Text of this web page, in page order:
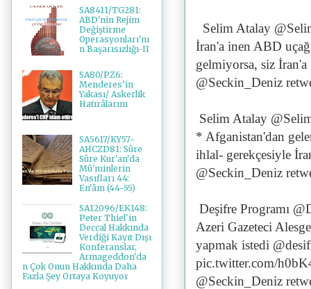
Selim Atalay
İran'a inen ABD
gelmiyorsa, siz
@Seckin_Deniz
Selim Atalay
* Afganistan'dan
ihlal- gerekçesiyle
@Seckin_Deniz
Deşifre Programı
Azeri Gazeteci
yapmak istedi
pic.twitter.com/
@Seckin_Deniz
SA8411/TG281:
ABD'nin Rejim
Değiştirme
Operasyonları'nı
n Başarısızlığı-II
SA80/PZ6:
Menderes’in
Yakası/ Askerlik
Hatırâlarım
SA5617/KY57-
AHCZD81: Sûre
Sûre Kur'an'da
Mü'minlerin
Vasıfları 44:
En'âm (44-55)
SA12096/EK148:
Peter Thiel'in
Deccal Hakkında
Verdiği Kayıt Dışı
Konferanslar,
Armageddon'da
n Çok Onun Hakkında Daha
Fazla Şey Ortaya Koyuyor